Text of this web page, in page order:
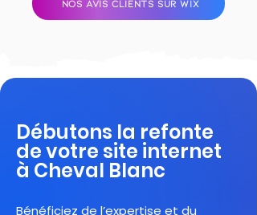
NOS AVIS CLIENTS SUR WIX
Débutons la refonte
de votre site internet
à Cheval Blanc
Bénéficiez de l’expertise et du